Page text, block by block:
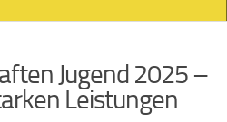
Jugend 2025 –
Leistungen